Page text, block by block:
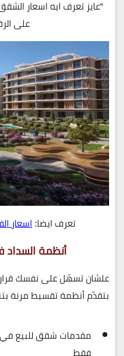
“عايز تعرف ايه اسعار
على
تعرف ايضا:اسعار
أنظمة السداد
علشان تسهّل على نفسك قرار
بتقدّم أنظمة تقسيط مرنة
مقدمات شقق للبيع في
فقط